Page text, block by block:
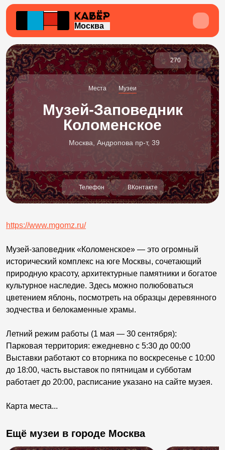
Москва
270
Места Музеи
Музей-Заповедник
Коломенское
Москва, Андропова пр-т, 39
Телефон ВКонтакте
https://www.mgomz.ru/
Музей-заповедник «Коломенское» — это огромный
исторический комплекс на юге Москвы, сочетающий
природную красоту, архитектурные памятники и богатое
культурное наследие. Здесь можно полюбоваться
цветением яблонь, посмотреть на образцы деревянного
зодчества и белокаменные храмы.
Летний режим работы (1 мая — 30 сентября):
Парковая территория: ежедневно с 5:30 до 00:00
Выставки работают со вторника по воскресенье с 10:00
до 18:00, часть выставок по пятницам и субботам
работает до 20:00, расписание указано на сайте музея.
Карта места...
Ещё музеи в городе Москва